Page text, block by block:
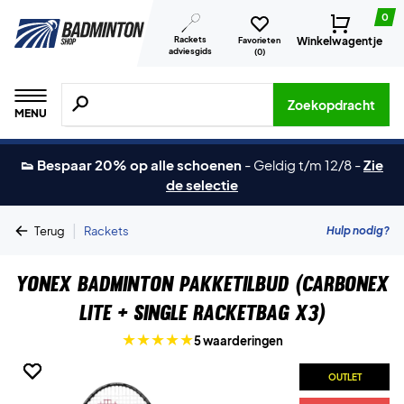
Rackets
adviesgids
Favorieten
(0)
0
Winkelwagentje
MENU
Zoeken naar producten, merken etc.
Zoekopdracht
👟 Bespaar 20% op alle schoenen - Geldig t/m 12/8 -Zie
de selectie
Terug | Rackets Hulp nodig?
Yonex Badminton Pakketilbud (Carbonex
Lite + Single Racketbag X3)
5 waarderingen
OUTLET
OUTLET
OUTLET